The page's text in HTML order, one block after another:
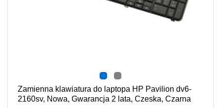
Zamienna klawiatura do laptopa HP Pavilion dv6-
2160sv, Nowa, Gwarancja 2 lata, Czeska, Czarna